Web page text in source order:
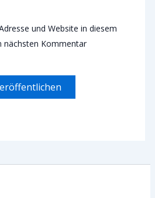
und Website in diesem
nächsten Kommentar